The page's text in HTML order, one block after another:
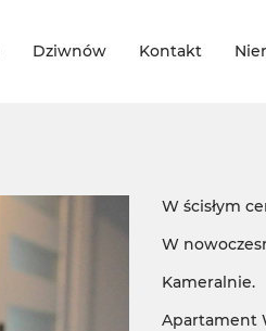
Dziwnów Kontakt
W ścisłym
W
Kameralnie.
Apartament